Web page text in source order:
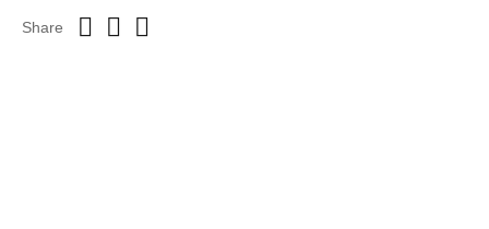
Share